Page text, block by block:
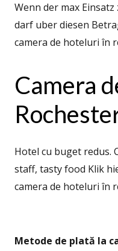
Wenn der max
darf uber diesen
camera de hoteluri în
Camera
Hotel cu buget redus.
staff, tasty food Klik
camera de hoteluri în
Metode de plată la